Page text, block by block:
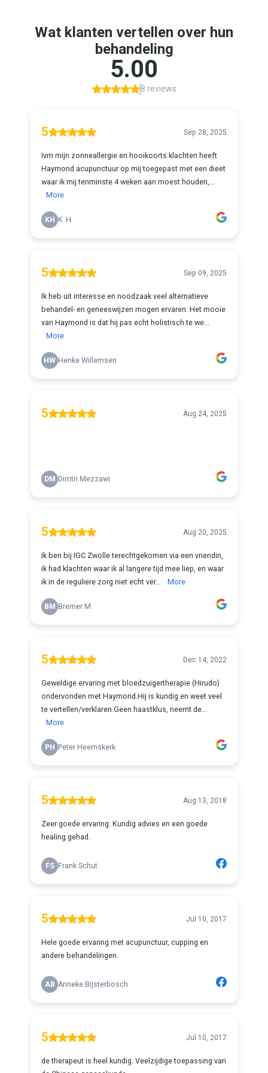
Wat klanten vertellen over hun
behandeling
5.00
8 reviews
5 Sep 28, 2025
Ivm mijn zonneallergie en hooikoorts klachten heeft
Haymond acupunctuur op mij toegepast met een dieet
waar ik mij tenminste 4 weken aan moest houden,...
More
KH K. H.
5 Sep 09, 2025
Ik heb uit interesse en noodzaak veel alternatieve
behandel- en geneeswijzen mogen ervaren. Het mooie
van Haymond is dat hij pas echt holistisch te we...
More
HW Henke Willemsen
5 Aug 24, 2025
DM Dimtri Mezzawi
5 Aug 20, 2025
Ik ben bij IGC Zwolle terechtgekomen via een vriendin,
ik had klachten waar ik al langere tijd mee liep, en waar
ik in de reguliere zorg niet echt ver...
More
BM Bremer M
5 Dec 14, 2022
Geweldige ervaring met bloedzuigertherapie (Hirudo)
ondervonden met Haymond.Hij is kundig en weet veel
te vertellen/verklaren.Geen haastklus, neemt de...
More
PH Peter Heemskerk
5 Aug 13, 2018
Zeer goede ervaring. Kundig advies en een goede
healing gehad.
FS Frank Schut
5 Jul 10, 2017
Hele goede ervaring met acupunctuur, cupping en
andere behandelingen.
AB Anneke Bijsterbosch
5 Jul 10, 2017
de therapeut is heel kundig. Veelzijdige toepassing van